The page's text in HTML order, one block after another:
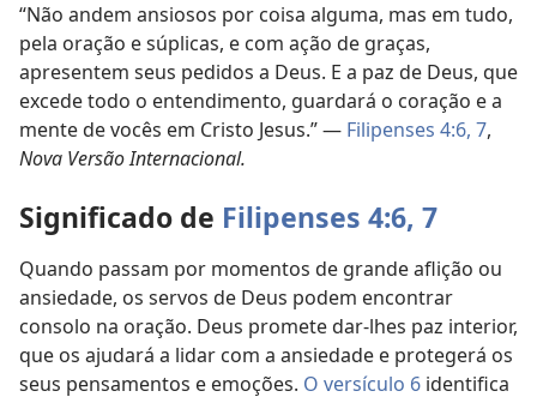
“Não andem ansiosos por coisa alguma, mas em tudo,
pela oração e súplicas, e com ação de graças,
apresentem seus pedidos a Deus. E a paz de Deus, que
excede todo o entendimento, guardará o coração e a
mente de vocês em Cristo Jesus.” — Filipenses 4:6, 7,
Nova Versão Internacional.
Significado de Filipenses 4:6, 7
Quando passam por momentos de grande aflição ou
ansiedade, os servos de Deus podem encontrar
consolo na oração. Deus promete dar-lhes paz interior,
que os ajudará a lidar com a ansiedade e protegerá os
seus pensamentos e emoções. O versículo 6 identifica